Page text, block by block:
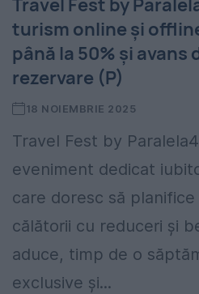
Travel Fest by
turism online și
până la 50% și avans
rezervare (P)
18 NOIEMBRIE 2025
Travel Fest by
eveniment dedicat
care doresc să
călătorii cu reduceri și
aduce, timp de o
exclusive și...